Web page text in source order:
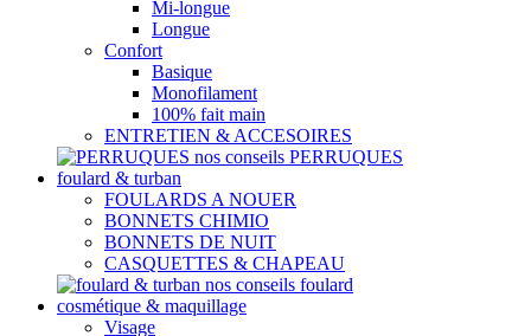
Mi-longue
Longue
Confort
Basique
Monofilament
100% fait main
ENTRETIEN & ACCESOIRES
nos conseils PERRUQUES
foulard & turban
FOULARDS A NOUER
BONNETS CHIMIO
BONNETS DE NUIT
CASQUETTES & CHAPEAU
nos conseils foulard
cosmétique & maquillage
Visage